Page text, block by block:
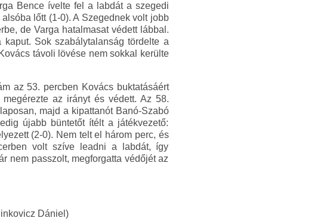
Bence ívelte fel a labdát a szegedi
lőtt (1-0). A Szegednek volt jobb
de Varga hatalmasat védett lábbal.
Sok szabálytalanság tördelte a
távoli lövése nem sokkal kerülte
az 53. percben Kovács buktatásáért
az irányt és védett. Az 58.
majd a kipattanót Banó-Szabó
újabb büntetőt ítélt a játékvezető:
(2-0). Nem telt el három perc, és
volt szíve leadni a labdát, így
nem passzolt, megforgatta védőjét az
Dániel)